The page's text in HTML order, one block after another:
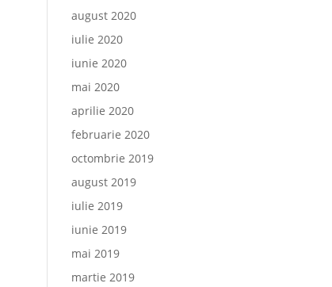
august 2020
iulie 2020
iunie 2020
mai 2020
aprilie 2020
februarie 2020
octombrie 2019
august 2019
iulie 2019
iunie 2019
mai 2019
martie 2019